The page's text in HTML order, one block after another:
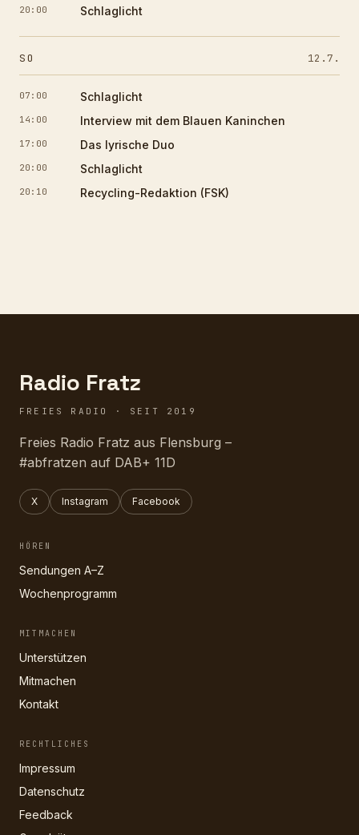
20:00 Schlaglicht
SO 12.7.
07:00 Schlaglicht
14:00 Interview mit dem Blauen Kaninchen
17:00 Das lyrische Duo
20:00 Schlaglicht
20:10 Recycling-Redaktion (FSK)
Radio Fratz
FREIES RADIO · SEIT 2019
Freies Radio Fratz aus Flensburg –
#abfratzen auf DAB+ 11D
X Instagram Facebook
HÖREN
Sendungen A–Z
Wochenprogramm
MITMACHEN
Unterstützen
Mitmachen
Kontakt
RECHTLICHES
Impressum
Datenschutz
Feedback